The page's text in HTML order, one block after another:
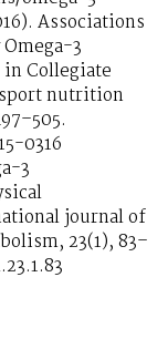
Associations
3
Collegiate
nutrition
0316
3
journal of
23(1), 83–